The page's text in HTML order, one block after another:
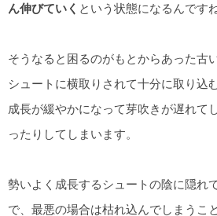
ん伸びていく という状態になるんですね
そうなると困るのがもとからあった古
シュートに横取りされて十分に取り込
成長が緩やかになって芽吹きが遅れて
ったりしてしまいます。
勢いよく成長するシュートの陰に隠れ
で、最悪の場合は枯れ込んでしまうこ